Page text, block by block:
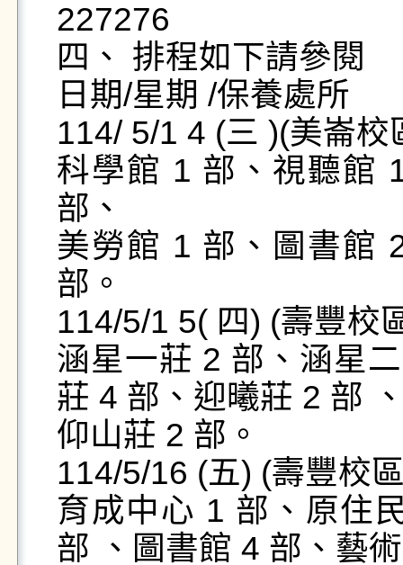
227276
四、 排程如下請參閱
日期/星期 /保養處所
114/ 5/1 4 (三 )(美崙校
科學館 1 部、視聽館
部、
美勞館 1 部、圖書館
部。
114/5/1 5( 四) (壽豐校
涵星一莊 2 部、涵星
莊 4 部、迎曦莊 2 部
仰山莊 2 部。
114/5/16 (五) (壽豐校
育成中心 1 部、原住
部 、圖書館 4 部、藝